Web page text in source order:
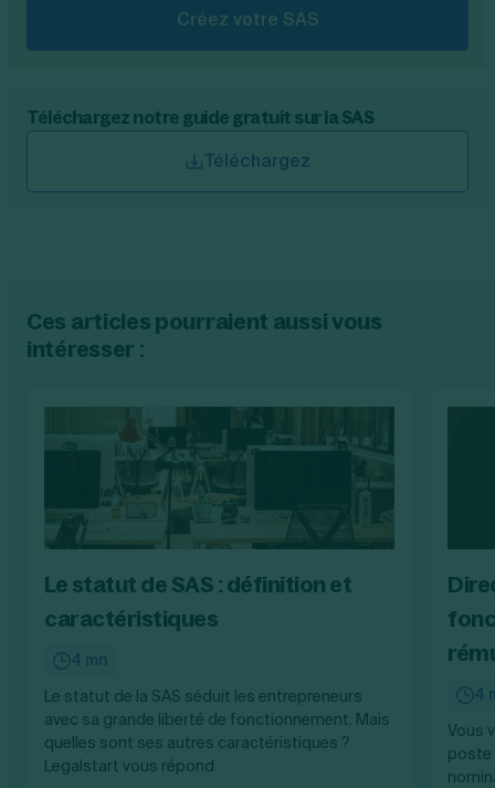
Créez votre SAS
Téléchargez notre guide gratuit sur la SAS
Téléchargez
Ces articles pourraient aussi vous
intéresser :
Le statut de SAS : définition et
caractéristiques
4 mn
Le statut de la SAS séduit les entrepreneurs
avec sa grande liberté de fonctionnement. Mais
quelles sont ses autres caractéristiques ?
Legalstart vous répond.
4
Vous
poste